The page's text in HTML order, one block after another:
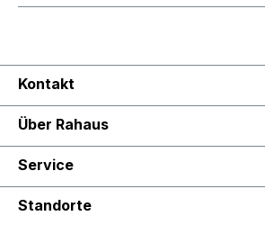
Kontakt
Über Rahaus
Service
Standorte